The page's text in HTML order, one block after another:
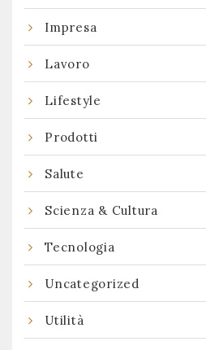
Impresa
Lavoro
Lifestyle
Prodotti
Salute
Scienza & Cultura
Tecnologia
Uncategorized
Utilità